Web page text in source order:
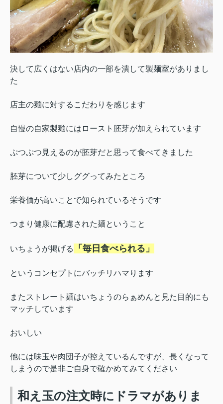
決して広くはない店内の一部を潰して製麺室がありまし
た
店主の麺に対するこだわりを感じます
自慢の自家製麺にはロースト胚芽が加えられています
ぷつぷつ見えるのが胚芽だと思って食べてきました
胚芽について少しググってみたところ
栄養価が高いことで知られているそうです
つまり健康に配慮された麺ということ
いちょうが掲げる 「毎日食べられる」
というコンセプトにバッチリハマります
またストレート麺はいちょうのらぁめんと 見た目的にも
マッチしています
おいしい
他には味玉や肉団子が控えているんですが、長くなって
しまうので是非ご自身で確かめてみてください
和え玉の注文時にドラマがありま